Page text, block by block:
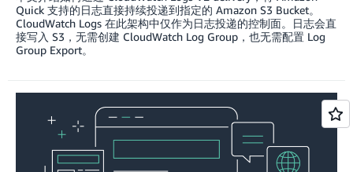
Quick 支持的日志直接持续投递到指定的 Amazon S3 Bucket。
CloudWatch Logs 在此架构中仅作为日志投递的控制面。日志会直
接写入 S3，无需创建 CloudWatch Log Group，也无需配置 Log
Group Export。